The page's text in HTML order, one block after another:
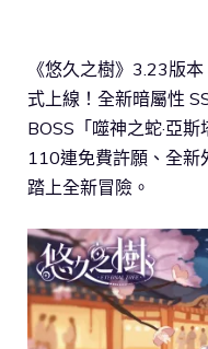
《悠久之樹》3.23版
式上線！全新暗屬性
BOSS「噬神之蛇·亞
110連免費許願、全新
踏上全新冒險。